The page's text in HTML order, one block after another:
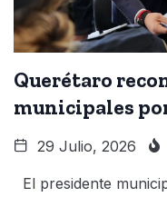
Querétaro
municipales
29 Julio, 2026
El presidente